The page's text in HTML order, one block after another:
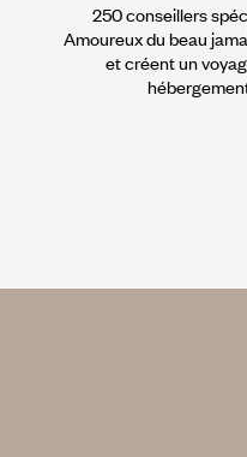
250 conseillers
Amoureux du beau
et créent un